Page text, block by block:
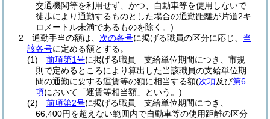
交通機関等を利用せず、かつ、自動車等を使用しないで
徒歩により通勤するものとした場合の通勤距離が片道2キ
ロメートル未満であるものを除く。)
2
通勤手当の額は、 次の各号に掲げる職員の区分に応じ、 当
該各号に定める額とする。
(1)
前項第1号に掲げる職員 支給単位期間につき、市規
則で定めるところにより算出した当該職員の支給単位期
間の通勤に要する運賃等の額に相当する額(次項及び第6
項において「運賃等相当額」という。)
(2)
前項第2号に掲げる職員 支給単位期間につき、
66,400円を超えない範囲内で自動車等の使用距離の区分